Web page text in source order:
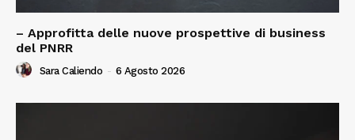
– Approfitta delle nuove prospettive di business
del PNRR
Sara Caliendo - 6 Agosto 2026